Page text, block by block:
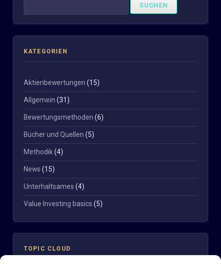
KATEGORIEN
Aktienbewertungen (15)
Allgemein (31)
Bewertungsmethoden (6)
Bücher und Quellen (5)
Methodik(4)
News (15)
Unterhaltsames (4)
Value Investing basics (5)
TOPIC CLOUD